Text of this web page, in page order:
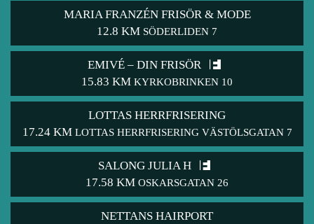
MARIA FRANZÉN FRISÖR & MODE
12.8 KM SÖDERLIDEN 7
EMIVÉ – DIN FRISÖR
15.83 KM KYRKOBRINKEN 10
LOTTAS HERRFRISERING
17.24 KM LOTTAS HERRFRISERING VÄSTÖLSGATAN 7
SALONG JULIA H
17.58 KM OSKARSGATAN 26
NETTANS HAIRPORT